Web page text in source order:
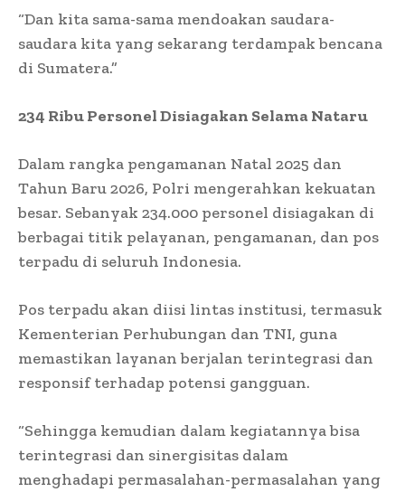
“Dan kita sama-sama mendoakan saudara-
saudara kita yang sekarang terdampak bencana
di Sumatera.”
234 Ribu Personel Disiagakan Selama Nataru
Dalam rangka pengamanan Natal 2025 dan
Tahun Baru 2026, Polri mengerahkan kekuatan
besar. Sebanyak 234.000 personel disiagakan di
berbagai titik pelayanan, pengamanan, dan pos
terpadu di seluruh Indonesia.
Pos terpadu akan diisi lintas institusi, termasuk
Kementerian Perhubungan dan TNI, guna
memastikan layanan berjalan terintegrasi dan
responsif terhadap potensi gangguan.
“Sehingga kemudian dalam kegiatannya bisa
terintegrasi dan sinergisitas dalam
menghadapi permasalahan-permasalahan yang